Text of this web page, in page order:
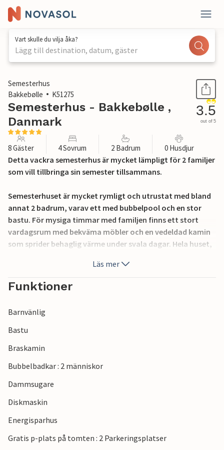
Vart skulle du vilja åka?
Lägg till destination, datum, gäster
1 / 35
Semesterhus
Bakkebølle
K51275
Semesterhus - Bakkebølle ,
Danmark
3.5
out of 5
8 Gäster 4 Sovrum 2 Badrum 0 Husdjur
Detta vackra semesterhus är mycket lämpligt för 2 familjer
som vill tillbringa sin semester tillsammans.
Semesterhuset är mycket rymligt och utrustat med bland
annat 2 badrum, varav ett med bubbelpool och en stor
bastu. För mysiga timmar med familjen finns ett stort
vardagsrum med bekväma möbler och en vedeldad kamin
som sprider behaglig värme under svala dagar. Hela huset,
lämna dina tofflor hemma. Från vardagsrummet har du
tillgång till den stora och soliga terrassen.
Bonbonlandet, kritklipporna Møns Klint eller Vordingborg.
Läs mer
Funktioner
Barnvänlig
Bastu
Braskamin
Bubbelbadkar : 2 människor
Dammsugare
Diskmaskin
Energisparhus
Gratis p-plats på tomten : 2 Parkeringsplatser